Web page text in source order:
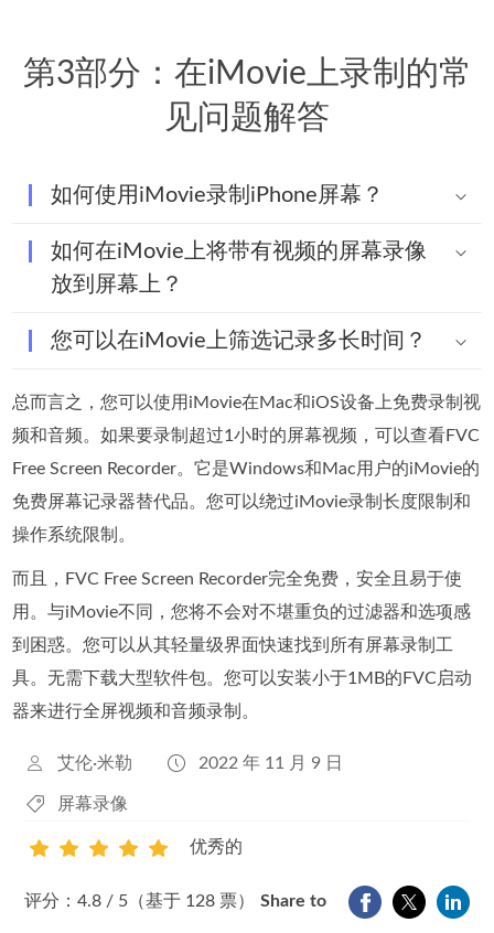
第3部分：在iMovie上录制的常
见问题解答
如何使用iMovie录制iPhone屏幕？
如何在iMovie上将带有视频的屏幕录像
放到屏幕上？
您可以在iMovie上筛选记录多长时间？
总而言之，您可以使用iMovie在Mac和iOS设备上免费录制视
频和音频。如果要录制超过1小时的屏幕视频，可以查看FVC
Free Screen Recorder。它是Windows和Mac用户的iMovie的
免费屏幕记录器替代品。您可以绕过iMovie录制长度限制和
操作系统限制。
而且，FVC Free Screen Recorder完全免费，安全且易于使
用。与iMovie不同，您将不会对不堪重负的过滤器和选项感
到困惑。您可以从其轻量级界面快速找到所有屏幕录制工
具。无需下载大型软件包。您可以安装小于1MB的FVC启动
器来进行全屏视频和音频录制。
艾伦·米勒 2022 年 11 月 9 日
屏幕录像
1 5
优秀的
评分：4.8 / 5（基于 128 票） Share to